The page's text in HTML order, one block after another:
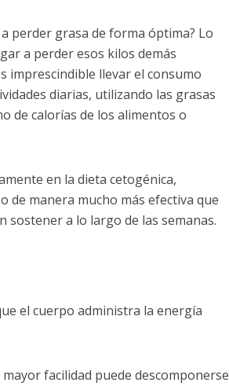
perder grasa de forma óptima? Lo
a perder esos kilos demás
imprescindible llevar el consumo
diarias, utilizando las grasas
de calorías de los alimentos o
en la dieta cetogénica,
de manera mucho más efectiva que
a lo largo de las semanas.
el cuerpo administra la energía
facilidad puede descomponerse